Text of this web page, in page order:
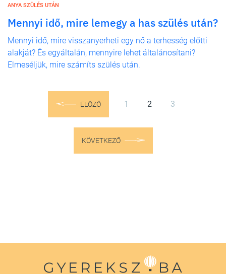
ANYA SZÜLÉS UTÁN
Mennyi idő, mire lemegy a has szülés után?
Mennyi idő, mire visszanyerheti egy nő a terhesség előtti
alakját? És egyáltalán, mennyire lehet általánosítani?
Elmeséljük, mire számíts szülés után.
ELŐZŐ 1 2 3
KÖVETKEZŐ